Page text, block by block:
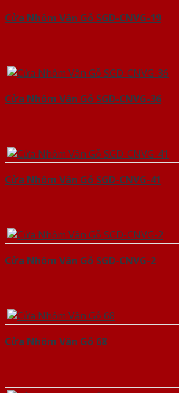
Cửa Nhôm Vân Gỗ SGD-CNVG-19
Cửa Nhôm Vân Gỗ SGD-CNVG-36
Cửa Nhôm Vân Gỗ SGD-CNVG-41
Cửa Nhôm Vân Gỗ SGD-CNVG-2
Cửa Nhôm Vân Gỗ 68